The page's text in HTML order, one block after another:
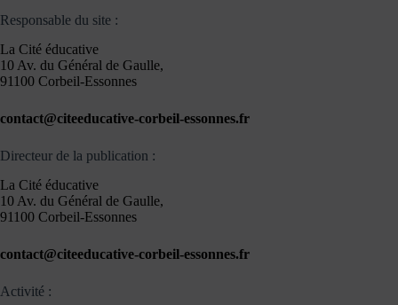
Responsable du site : ​
La Cité éducative
10 Av. du Général de Gaulle,
91100 Corbeil-Essonnes
contact@citeeducative-corbeil-essonnes.fr
Directeur de la publication :​
La Cité éducative
10 Av. du Général de Gaulle,
91100 Corbeil-Essonnes
contact@citeeducative-corbeil-essonnes.fr
Activité :​